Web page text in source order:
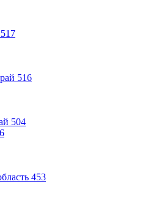
517
516
504
453